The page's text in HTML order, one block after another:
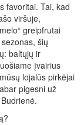
favoritai. Tai, kad
viršuje,
greipfrutai
šių
baltųjų ir
įvairius
lojalūs pirkėjai
pigesni už